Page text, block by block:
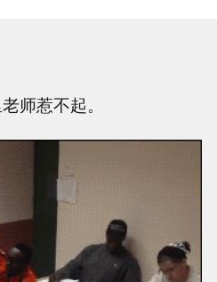
师惹不起。